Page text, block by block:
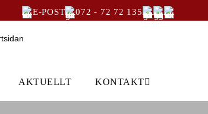
E-POST 072 - 72 72 135
AKTUELLT KONTAKT